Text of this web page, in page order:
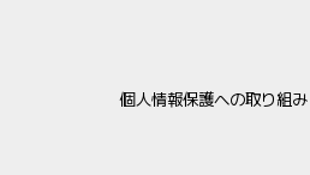
個人情報保護への取り組み